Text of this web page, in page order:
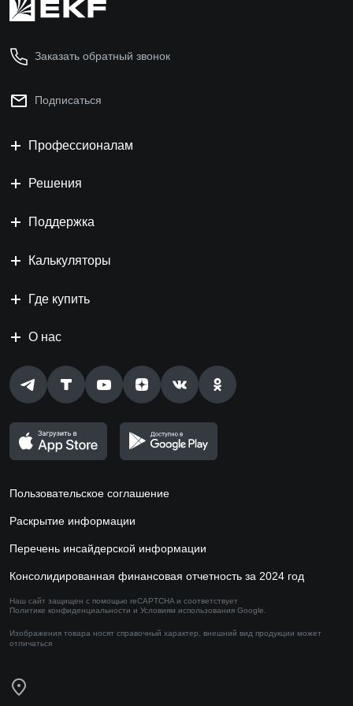
Заказать обратный звонок
Подписаться
Профессионалам
Решения
Поддержка
Калькуляторы
Где купить
О нас
Пользовательское соглашение
Раскрытие информации
Перечень инсайдерской информации
Консолидированная финансовая отчетность за 2024 год
Наш сайт защищен с помощью reCAPTCHA и соответствует
Политике конфиденциальности и Условиям использования Google.
Изображения товара носят справочный характер, внешний вид продукции может
отличаться